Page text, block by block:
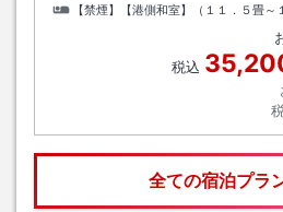
【禁煙】【港側和室】（１１．５畳
税込
全ての宿泊プラ